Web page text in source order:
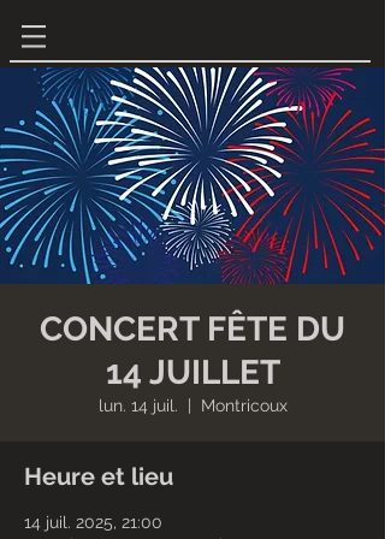
CONCERT FÊTE DU
14 JUILLET
lun. 14 juil. Montricoux
Heure et lieu
14 juil. 2025, 21:00